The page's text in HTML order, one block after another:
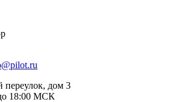
переулок, дом 3
18:00 МСК